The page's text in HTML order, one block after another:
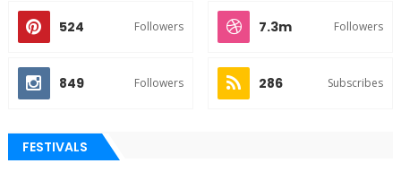
524 Followers 7.3m Followers
849 Followers 286 Subscribes
FESTIVALS